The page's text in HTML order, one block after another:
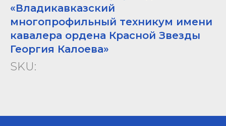
«Владикавказский
многопрофильный техникум имени
кавалера ордена Красной Звезды
Георгия Калоева»
SKU: